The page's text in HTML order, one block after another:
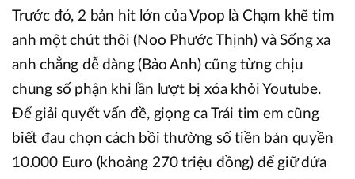
Trước đó, 2 bản hit lớn của Vpop là Chạm khẽ tim
anh một chút thôi (Noo Phước Thịnh) và Sống xa
anh chẳng dễ dàng (Bảo Anh) cũng từng chịu
chung số phận khi lần lượt bị xóa khỏi Youtube.
Để giải quyết vấn đề, giọng ca Trái tim em cũng
biết đau chọn cách bồi thường số tiền bản quyền
10.000 Euro (khoảng 270 triệu đồng) để giữ đứa